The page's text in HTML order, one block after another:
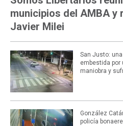
municipios del AMBA y
Javier Milei
San Justo:
embestida por
maniobra y
González
policía